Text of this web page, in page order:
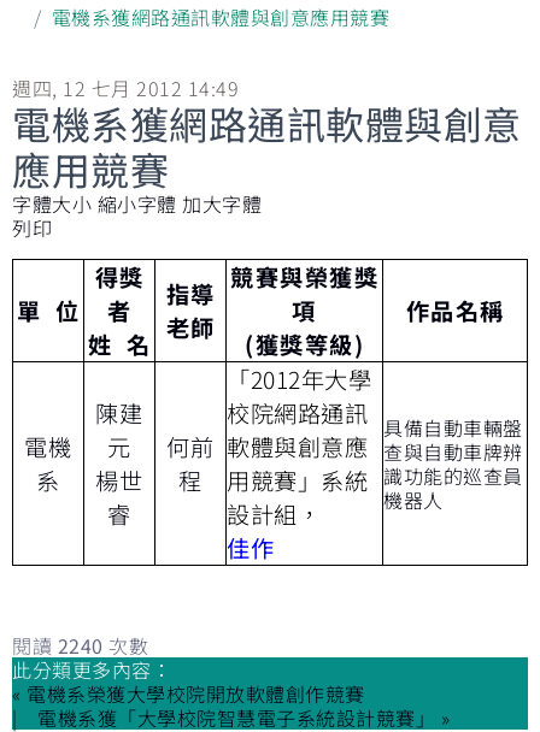
電機系獲網路通訊軟體與創意應用競賽
週四, 12 七月 2012 14:49
電機系獲網路通訊軟體與創意
應用競賽
字體大小 縮小字體 加大字體
列印
單 位
得獎
者
姓 名
指導
老師
競賽與榮獲獎
項
(獲獎等級)
作品名稱
電機
系
陳建
元
楊世
睿
何前
程
「2012年大學
校院網路通訊
軟體與創意應
用競賽」系統
設計組，
佳作
具備自動車輛盤
查與自動車牌辨
識功能的巡查員
機器人
閱讀 2240 次數
此分類更多內容：
« 電機系榮獲大學校院開放軟體創作競賽
電機系獲「大學校院智慧電子系統設計競賽」 »